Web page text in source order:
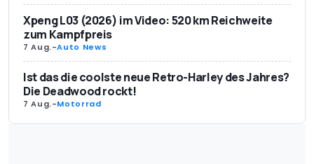
Xpeng L03 (2026) im Video: 520 km Reichweite
zum Kampfpreis
7 Aug.-Auto News
Ist das die coolste neue Retro-Harley des Jahres?
Die Deadwood rockt!
7 Aug.-Motorrad